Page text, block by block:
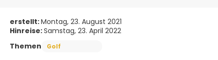
erstellt:Montag, 23. August 2021
Hinreise:Samstag, 23. April 2022
Themen
Golf